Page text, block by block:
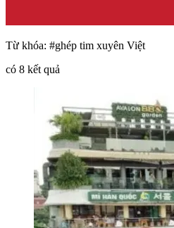
Từ khóa: #ghép tim xuyên Việt
có 8 kết quả